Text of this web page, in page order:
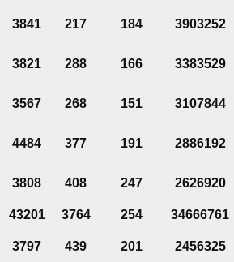
3841 217 184 3903252
3821 288 166 3383529
3567 268 151 3107844
4484 377 191 2886192
3808 408 247 2626920
43201 3764 254
34666761
3797 439 201 2456325